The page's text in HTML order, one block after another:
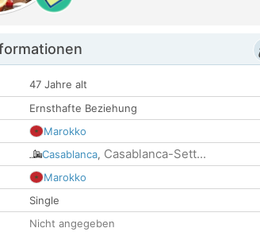
47 Jahre alt
Ernsthafte Beziehung
Marokko
Casablanca, Casablanca-Sett...
Marokko
Single
Nicht angegeben